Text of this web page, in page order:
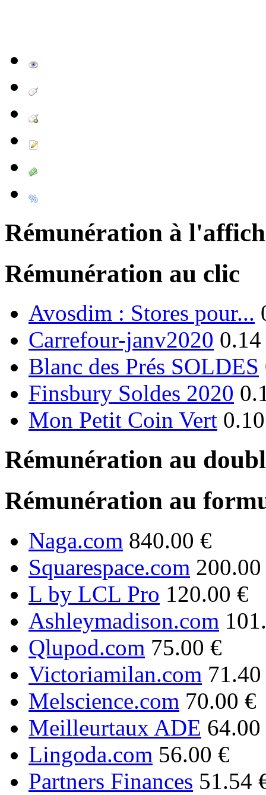
Rémunération à
Rémunération au clic
Avosdim : Stores pour...
Carrefour-janv2020
Blanc des Prés SOLDES
Finsbury Soldes 2020
Mon Petit Coin Vert
Rémunération au
Rémunération au
Naga.com 840.00 €
Squarespace.com
L by LCL Pro 120.00 €
Ashleymadison.com
Qlupod.com 75.00 €
Victoriamilan.com
Melscience.com 70.00 €
Meilleurtaux ADE 64.00
Lingoda.com 56.00 €
Partners Finances 51.54